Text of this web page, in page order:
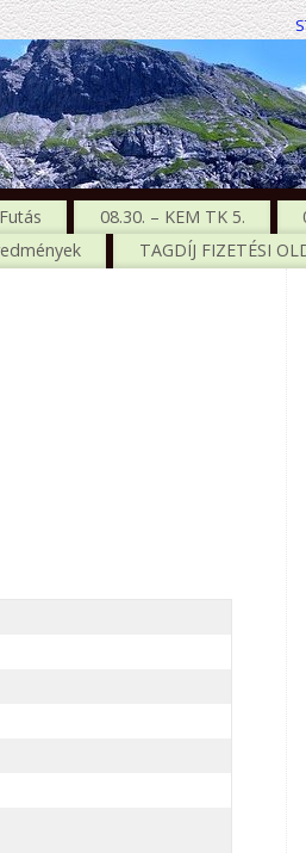
08.30. – KEM TK 5.
TAGDÍJ FIZETÉSI